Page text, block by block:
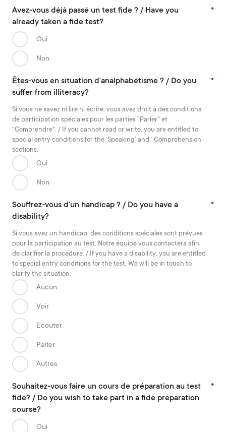
Avez-vous déjà passé un test fide ? / Have you
already taken a fide test?
*
Oui
Non
Êtes-vous en situation d'analphabétisme ? / Do you
suffer from illiteracy?
*
Si vous ne savez ni lire ni écrire, vous avez droit à des conditions
de participation spéciales pour les parties "Parler" et
"Comprendre". / If you cannot read or write, you are entitled to
special entry conditions for the ‘Speaking’ and ‘ Comprehension’
sections.
Oui
Non
Souffrez-vous d'un handicap ? / Do you have a
disability?
*
Si vous avez un handicap, des conditions spéciales sont prévues
pour la participation au test. Notre équipe vous contactera afin
de clarifier la procédure. / If you have a disability, you are entitled
to special entry conditions for the test. We will be in touch to
clarify the situation.­
Aucun
Voir
Ecouter
Parler
Autres
Souhaitez-vous faire un cours de préparation au test
fide? / Do you wish to take part in a fide preparation
course?
*
Oui